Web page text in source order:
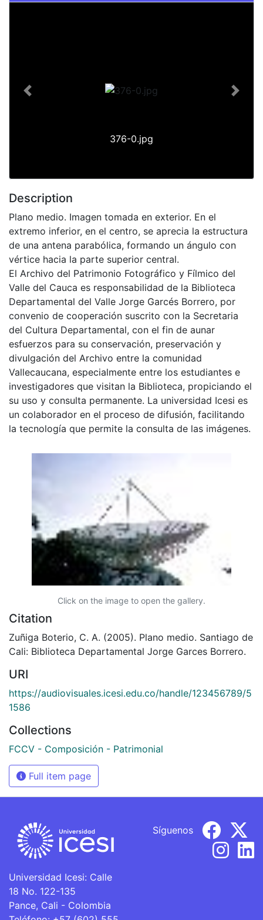
376-0.jpg
Previous Next
Description
Plano medio. Imagen tomada en exterior. En el
extremo inferior, en el centro, se aprecia la estructura
de una antena parabólica, formando un ángulo con
vértice hacia la parte superior central.
El Archivo del Patrimonio Fotográfico y Fílmico del
Valle del Cauca es responsabilidad de la Biblioteca
Departamental del Valle Jorge Garcés Borrero, por
convenio de cooperación suscrito con la Secretaria
del Cultura Departamental, con el fin de aunar
esfuerzos para su conservación, preservación y
divulgación del Archivo entre la comunidad
Vallecaucana, especialmente entre los estudiantes e
investigadores que visitan la Biblioteca, propiciando el
su uso y consulta permanente. La universidad Icesi es
un colaborador en el proceso de difusión, facilitando
la tecnología que permite la consulta de las imágenes.
Click on the image to open the gallery.
Citation
Zuñiga Boterio, C. A. (2005). Plano medio. Santiago de
Cali: Biblioteca Departamental Jorge Garces Borrero.
URI
https://audiovisuales.icesi.edu.co/handle/123456789/5
1586
Collections
FCCV - Composición - Patrimonial
Full item page
Universidad Icesi: Calle
18 No. 122-135
Pance, Cali - Colombia
Síguenos